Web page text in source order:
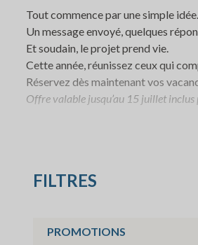
Tout commence par une simple idée.
Un message envoyé, quelques
Et soudain, le projet prend vie.
Cette année, réunissez ceux qui
Réservez dès maintenant vos
Offre valable jusqu’au 15 juillet
FILTRES
PROMOTIONS